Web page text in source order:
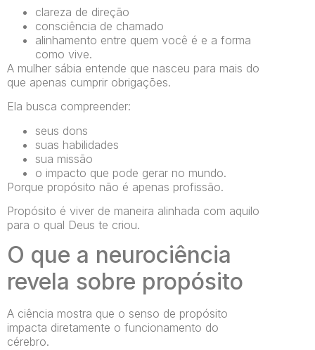
clareza de direção
consciência de chamado
alinhamento entre quem você é e a forma
como vive.
A mulher sábia entende que nasceu para mais do
que apenas cumprir obrigações.
Ela busca compreender:
seus dons
suas habilidades
sua missão
o impacto que pode gerar no mundo.
Porque propósito não é apenas profissão.
Propósito é viver de maneira alinhada com aquilo
para o qual Deus te criou.
O que a neurociência
revela sobre propósito
A ciência mostra que o senso de propósito
impacta diretamente o funcionamento do
cérebro.